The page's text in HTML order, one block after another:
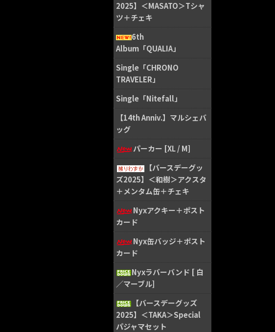
2025】＜MASATO＞Tシャ
ツ＋チェキ
6th
Album「QUALIA」
Single「CHRONO
TRAVELER」
Single「Nitefall」
【14th Anniv.】マルシェバ
ッグ
パーカー [XL / M]
【バースデーグッ
ズ2025】＜和樹＞アクスタ
＋メンタム缶＋チェキ
Nyxアクキー＋ポスト
カード
Nyx缶バッジ＋ポスト
カード
Nyxラバーバンド [ 白
／マーブル]
【バースデーグッズ
2025】＜TAKA＞Special
パジャマセット